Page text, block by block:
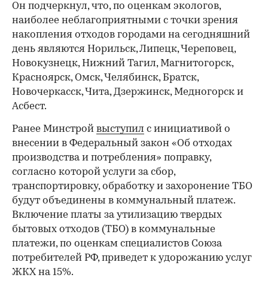
Он подчеркнул, что, по оценкам экологов,
наиболее неблагоприятными с точки зрения
накопления отходов городами на сегодняшний
день являются Норильск, Липецк, Череповец,
Новокузнецк, Нижний Тагил, Магнитогорск,
Красноярск, Омск, Челябинск, Братск,
Новочеркасск, Чита, Дзержинск, Медногорск и
Асбест.
Ранее Минстрой выступил с инициативой о
внесении в Федеральный закон «Об отходах
производства и потребления» поправку,
согласно которой услуги за сбор,
транспортировку, обработку и захоронение ТБО
будут объединены в коммунальный платеж.
Включение платы за утилизацию твердых
бытовых отходов (ТБО) в коммунальные
платежи, по оценкам специалистов Союза
потребителей РФ, приведет к удорожанию услуг
ЖКХ на 15%.